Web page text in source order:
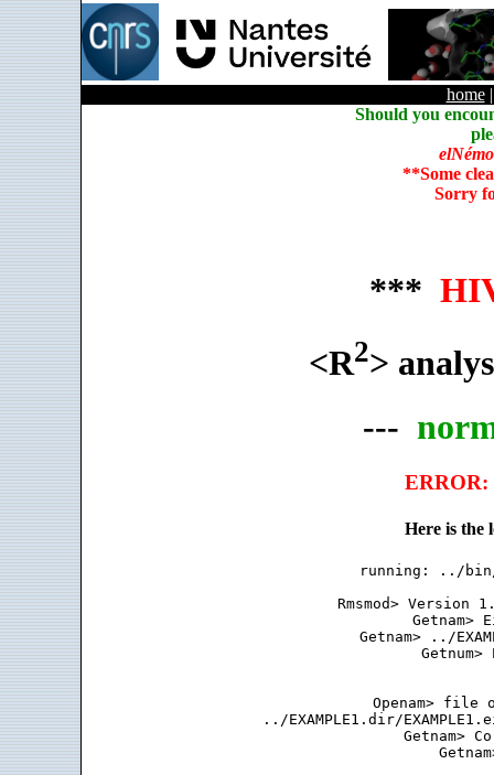
home
Should you
elNémo
**Some
Sorry
***
<R2>
---
ERROR:
Here is the
running: ../bin/
Rmsmod>
Getnam>
Getnam> ../
Openam>
../
Getnam>